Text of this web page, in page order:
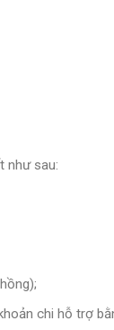
như sau:
chi hỗ trợ